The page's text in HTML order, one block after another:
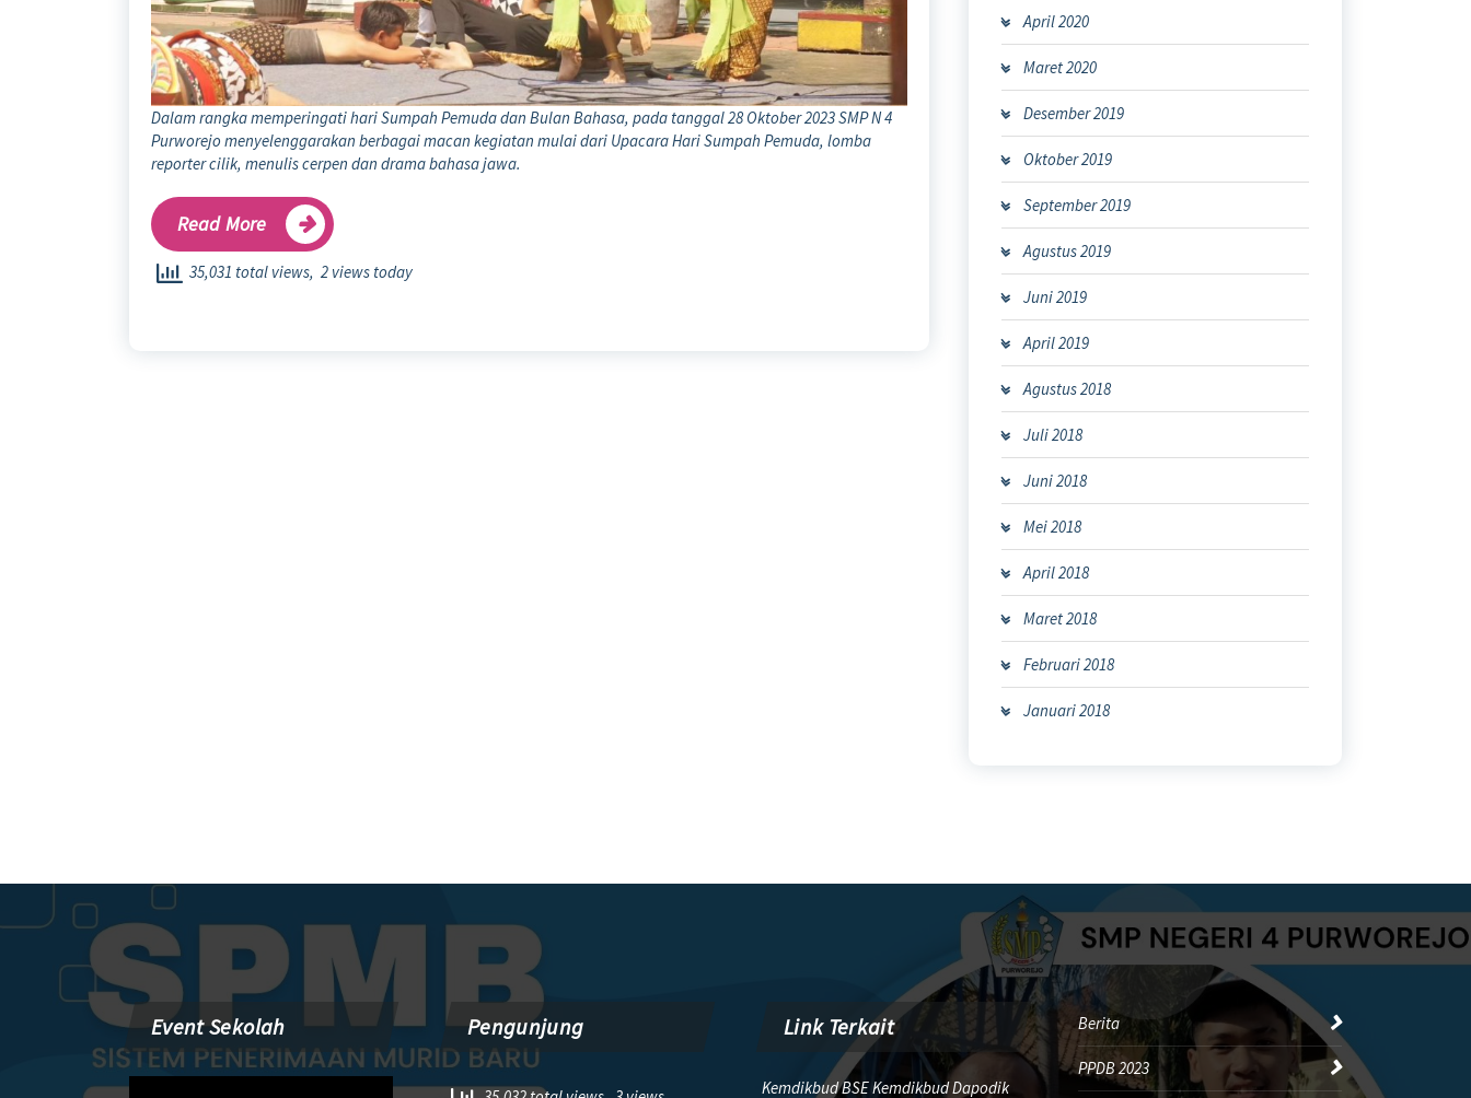
Dalam rangka memperingati hari Sumpah Pemuda dan Bulan Bahasa, pada tanggal 28 Oktober 2023 SMP N 4
Purworejo menyelenggarakan berbagai macan kegiatan mulai dari Upacara Hari Sumpah Pemuda, lomba
reporter cilik, menulis cerpen dan drama bahasa jawa.
Read More
35,031 total views, 2 views today
April 2020
Maret 2020
Desember 2019
Oktober 2019
September 2019
Agustus 2019
Juni 2019
April 2019
Agustus 2018
Juli 2018
Juni 2018
Mei 2018
April 2018
Maret 2018
Februari 2018
Januari 2018
Event Sekolah
Pemutar
Pengunjung Link Terkait
Kemdikbud BSE Kemdikbud Dapodik
Berita
PPDB 2023